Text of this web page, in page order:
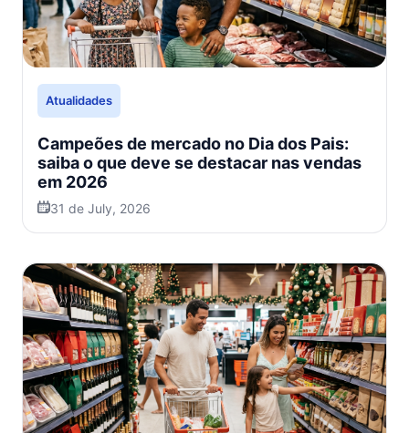
Atualidades
Campeões de mercado no Dia dos Pais:
saiba o que deve se destacar nas vendas
em 2026
31 de July, 2026